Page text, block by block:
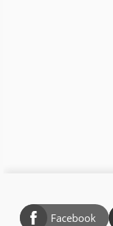
Facebook